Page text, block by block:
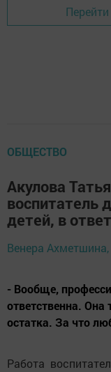
ОБЩЕСТВО
Акулова
воспитатель
детей, в
Венера Ахметшина,
- Вообще,
ответственна. Она
остатка. За что
Работа